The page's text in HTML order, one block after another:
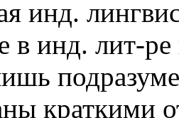
инд.
в инд. лит-
краткими